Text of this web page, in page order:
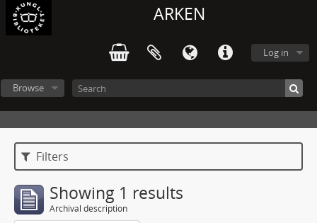
ARKEN
Log in
Browse
Filters
Showing 1 results
Archival description